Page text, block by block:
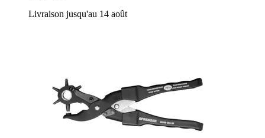
Livraison jusqu'au 14 août